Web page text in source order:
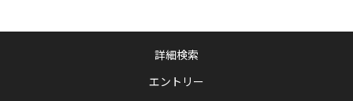
詳細検索
エントリー